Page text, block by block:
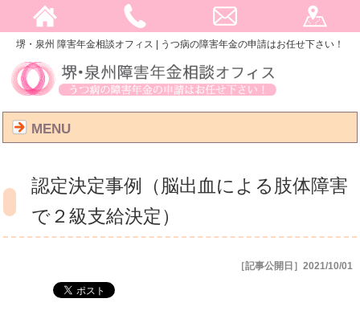
堺・泉州 障害年金相談オフィス | うつ病の障害年金の申請はお任せ下さい！
MENU
認定決定事例（脳出血による肢体障害
で２級支給決定）
［記事公開日］2021/10/01